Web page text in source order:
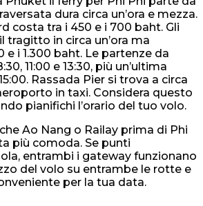
dura circa un’ora e mezza.
costa tra i 450 e i 700 baht. Gli
tragitto in circa un’ora ma
i 1.300 baht. Le partenze da
11:00 e 13:30, più un’ultima
Rassada Pier si trova a circa
in taxi. Considera questo
pianifichi l’orario del tuo volo.
Ao Nang o Railay prima di Phi
più comoda. Se punti
entrambi i gateway funzionano
del volo su entrambe le rotte e
per la tua data.